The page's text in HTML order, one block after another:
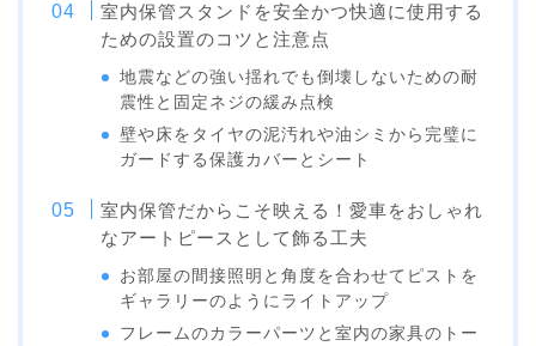
室内保管スタンドを安全かつ快適に使用する
ための設置のコツと注意点
地震などの強い揺れでも倒壊しないための耐
震性と固定ネジの緩み点検
壁や床をタイヤの泥汚れや油シミから完璧に
ガードする保護カバーとシート
室内保管だからこそ映える！愛車をおしゃれ
なアートピースとして飾る工夫
お部屋の間接照明と角度を合わせてピストを
ギャラリーのようにライトアップ
フレームのカラーパーツと室内の家具のトー